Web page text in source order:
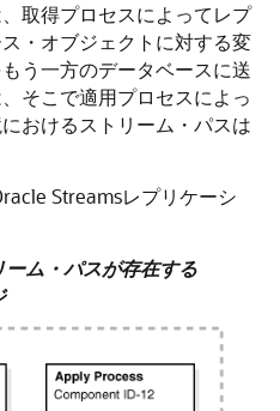
取得プロセスによってレプ
・オブジェクトに対する変
う一方のデータベースに送
そこで適用プロセスによっ
おけるストリーム・パスは
Streamsレプリケーシ
ム・パスが存在する